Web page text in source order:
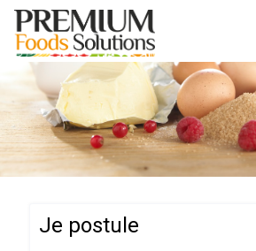
Je postule